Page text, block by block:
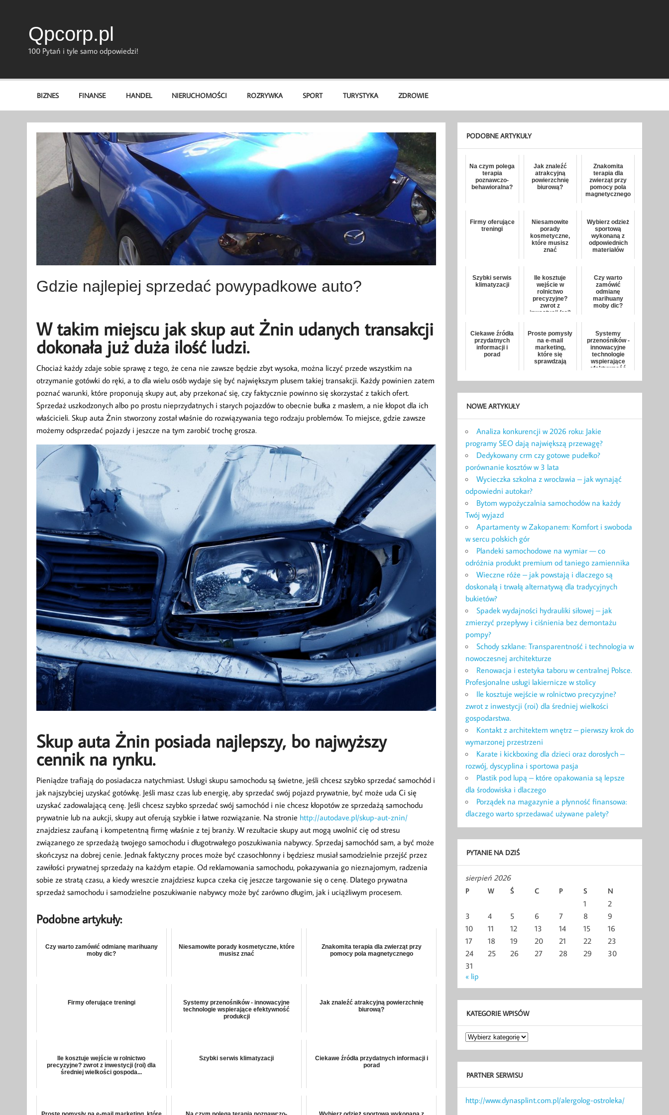
Qpcorp.pl
100 Pytań i tyle samo odpowiedzi!
BIZNES FINANSE HANDEL NIERUCHOMOŚCI ROZRYWKA SPORT TURYSTYKA ZDROWIE
Gdzie najlepiej sprzedać powypadkowe auto?
W takim miejscu jak skup aut Żnin udanych transakcji
dokonała już duża ilość ludzi.
Chociaż każdy zdaje sobie sprawę z tego, że cena nie zawsze będzie zbyt wysoka, można liczyć przede wszystkim na
otrzymanie gotówki do ręki, a to dla wielu osób wydaje się być największym plusem takiej transakcji. Każdy powinien zatem
poznać warunki, które proponują skupy aut, aby przekonać się, czy faktycznie powinno się skorzystać z takich ofert.
Sprzedaż uszkodzonych albo po prostu nieprzydatnych i starych pojazdów to obecnie bułka z masłem, a nie kłopot dla ich
właścicieli. Skup auta Żnin stworzony został właśnie do rozwiązywania tego rodzaju problemów. To miejsce, gdzie zawsze
możemy odsprzedać pojazdy i jeszcze na tym zarobić trochę grosza.
Skup auta Żnin posiada najlepszy, bo najwyższy
cennik na rynku.
Pieniądze trafiają do posiadacza natychmiast. Usługi skupu samochodu są świetne, jeśli chcesz szybko sprzedać samochód i
jak najszybciej uzyskać gotówkę. Jeśli masz czas lub energię, aby sprzedać swój pojazd prywatnie, być może uda Ci się
uzyskać zadowalającą cenę. Jeśli chcesz szybko sprzedać swój samochód i nie chcesz kłopotów ze sprzedażą samochodu
prywatnie lub na aukcji, skupy aut oferują szybkie i łatwe rozwiązanie. Na stronie http://autodave.pl/skup-aut-znin/
znajdziesz zaufaną i kompetentną firmę właśnie z tej branży. W rezultacie skupy aut mogą uwolnić cię od stresu
związanego ze sprzedażą twojego samochodu i długotrwałego poszukiwania nabywcy. Sprzedaj samochód sam, a być może
skończysz na dobrej cenie. Jednak faktyczny proces może być czasochłonny i będziesz musiał samodzielnie przejść przez
zawiłości prywatnej sprzedaży na każdym etapie. Od reklamowania samochodu, pokazywania go nieznajomym, radzenia
sobie ze stratą czasu, a kiedy wreszcie znajdziesz kupca czeka cię jeszcze targowanie się o cenę. Dlatego prywatna
sprzedaż samochodu i samodzielne poszukiwanie nabywcy może być zarówno długim, jak i uciążliwym procesem.
Podobne artykuły:
Czy warto zamówić odmianę marihuany
moby dic?
Niesamowite porady kosmetyczne, które
musisz znać
Znakomita terapia dla zwierząt przy
pomocy pola magnetycznego
Firmy oferujące treningi
Systemy przenośników - innowacyjne
technologie wspierające efektywność
produkcji
Jak znaleźć atrakcyjną powierzchnię
biurową?
Ile kosztuje wejście w rolnictwo
precyzyjne? zwrot z inwestycji (roi) dla
średniej wielkości gospoda...
Szybki serwis klimatyzacji
Ciekawe źródła przydatnych informacji i
porad
PODOBNE ARTYKUŁY
Na czym polega
terapia
poznawczo-
behawioralna?
Jak znaleźć
atrakcyjną
powierzchnię
biurową?
Znakomita
terapia dla
zwierząt przy
pomocy pola
magnetycznego
Firmy oferujące
treningi
Niesamowite
porady
kosmetyczne,
które musisz
znać
Wybierz odzież
sportową
wykonaną z
odpowiednich
materiałów
Szybki serwis
klimatyzacji
Ile kosztuje
wejście w
rolnictwo
precyzyjne?
zwrot z
inwestycji (roi)
gospoda...
Czy warto
zamówić
odmianę
marihuany
moby dic?
Ciekawe źródła
przydatnych
informacji i
porad
Proste pomysły
na e-mail
marketing,
które się
sprawdzają
Systemy
przenośników -
innowacyjne
technologie
wspierające
efektywność
NOWE ARTYKUŁY
Analiza konkurencji w 2026 roku: Jakie
programy SEO dają największą przewagę?
Dedykowany crm czy gotowe pudełko?
porównanie kosztów w 3 lata
Wycieczka szkolna z wrocławia – jak wynająć
odpowiedni autokar?
Bytom wypożyczalnia samochodów na każdy
Twój wyjazd
Apartamenty w Zakopanem: Komfort i swoboda
w sercu polskich gór
Plandeki samochodowe na wymiar — co
odróżnia produkt premium od taniego zamiennika
Wieczne róże – jak powstają i dlaczego są
doskonałą i trwałą alternatywą dla tradycyjnych
bukietów?
Spadek wydajności hydrauliki siłowej – jak
zmierzyć przepływy i ciśnienia bez demontażu
pompy?
Schody szklane: Transparentność i technologia w
nowoczesnej architekturze
Renowacja i estetyka taboru w centralnej Polsce.
Profesjonalne usługi lakiernicze w stolicy
Ile kosztuje wejście w rolnictwo precyzyjne?
zwrot z inwestycji (roi) dla średniej wielkości
gospodarstwa.
Kontakt z architektem wnętrz – pierwszy krok do
wymarzonej przestrzeni
Karate i kickboxing dla dzieci oraz dorosłych –
rozwój, dyscyplina i sportowa pasja
Plastik pod lupą – które opakowania są lepsze
dla środowiska i dlaczego
Porządek na magazynie a płynność finansowa:
dlaczego warto sprzedawać używane palety?
PYTANIE NA DZIŚ
sierpień 2026
P W Ś C P S N
1
2
3
4 5 6 7 8
9
10
11 12 13 14 15
16
17
18 19 20 21 22
23
24
25 26 27 28 29
30
31
« lip
KATEGORIE WPISÓW
Kategorie
wpisów
PARTNER SERWISU
http://www.dynasplint.com.pl/alergolog-ostroleka/